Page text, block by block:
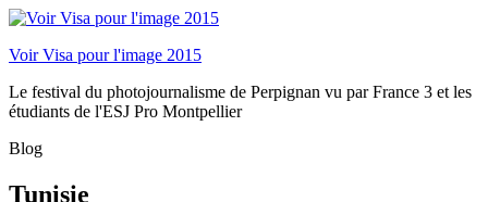
Voir Visa pour l'image 2015
Le festival du photojournalisme de Perpignan vu par France 3 et les
étudiants de l'ESJ Pro Montpellier
Blog
Tunisie